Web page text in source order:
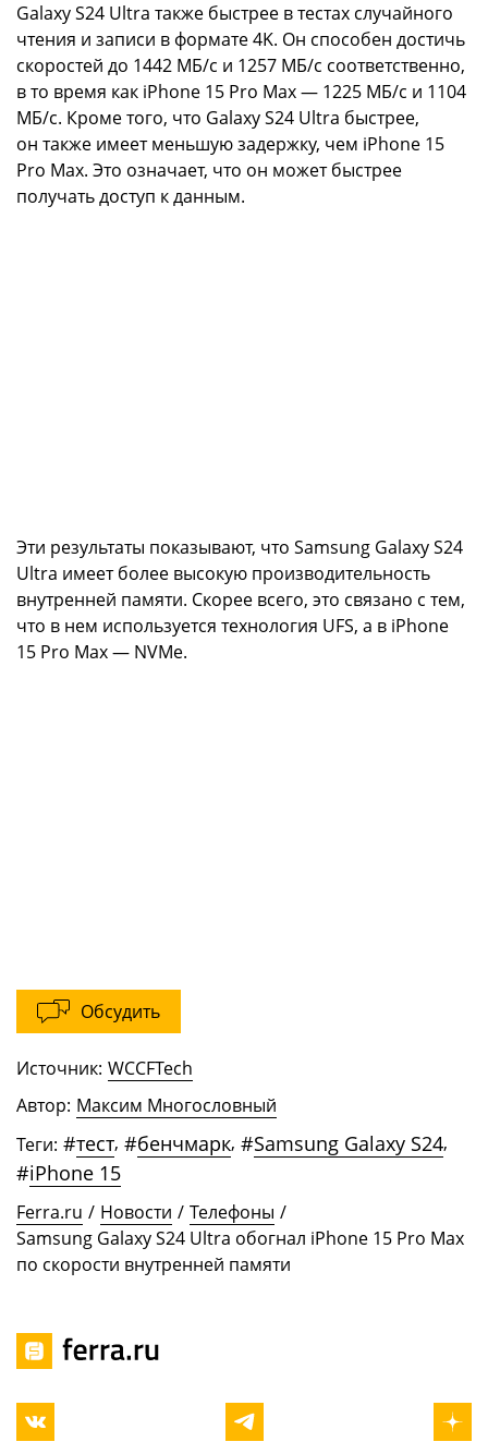
Galaxy S24 Ultra также быстрее в тестах случайного
чтения и записи в формате 4K. Он способен достичь
скоростей до 1442 МБ/с и 1257 МБ/с соответственно,
в то время как iPhone 15 Pro Max — 1225 МБ/с и 1104
МБ/с. Кроме того, что Galaxy S24 Ultra быстрее,
он также имеет меньшую задержку, чем iPhone 15
Pro Max. Это означает, что он может быстрее
получать доступ к данным.
Эти результаты показывают, что Samsung Galaxy S24
Ultra имеет более высокую производительность
внутренней памяти. Скорее всего, это связано с тем,
что в нем используется технология UFS, а в iPhone
15 Pro Max — NVMe.
Обсудить
Источник: WCCFTech
Автор: Максим Многословный
Теги: #тест, #бенчмарк, #Samsung Galaxy S24,
#iPhone 15
Ferra.ru / Новости / Телефоны /
Samsung Galaxy S24 Ultra обогнал iPhone 15 Pro Max
по скорости внутренней памяти